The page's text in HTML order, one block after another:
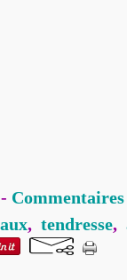
, tendresse,